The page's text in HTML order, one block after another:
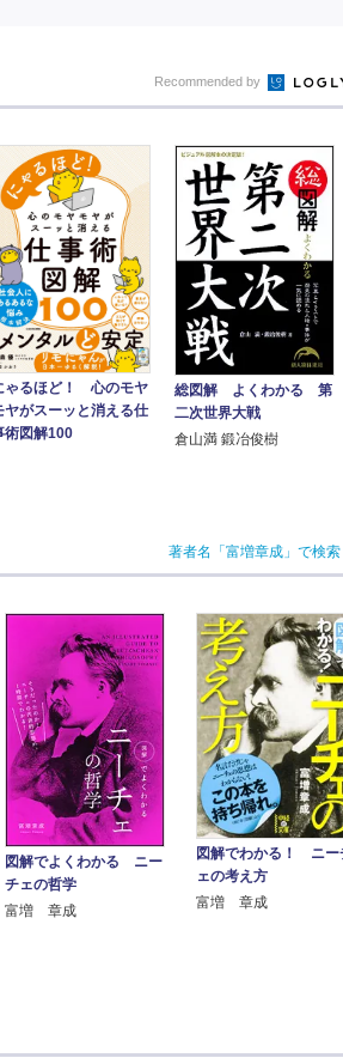
Recommended by
ゃるほど！ 心のモヤ
ヤがスーッと消える仕
術図解100
総図解 よくわかる 第
二次世界大戦
倉山満 鍛冶俊樹
著者名「富増章成」で検索
図解でよくわかる ニー
チェの哲学
富増 章成
図解でわかる！ ニー
ェの考え方
富増 章成